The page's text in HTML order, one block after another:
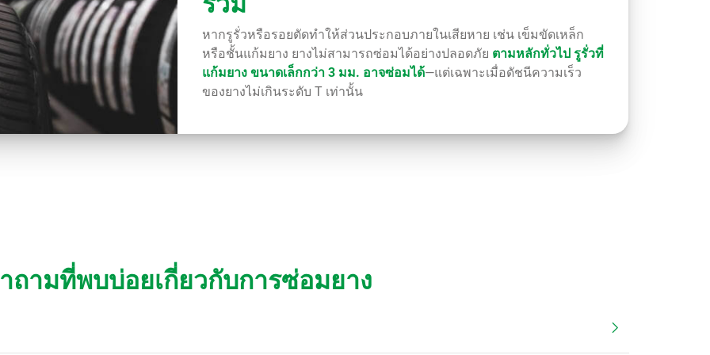
หากรูรั่วหรือรอยตัดทำให้ส่วนประกอบภายในเสียหาย เช่น เข็มขัดเหล็ก
หรือชั้นแก้มยาง ยางไม่สามารถซ่อมได้อย่างปลอดภัย ตามหลักทั่วไป รูรั่วที่
แก้มยาง ขนาดเล็กกว่า 3 มม. อาจซ่อมได้—แต่เฉพาะเมื่อดัชนีความเร็ว
ของยางไม่เกินระดับ T เท่านั้น
ถามที่พบบ่อยเกี่ยวกับการซ่อมยาง